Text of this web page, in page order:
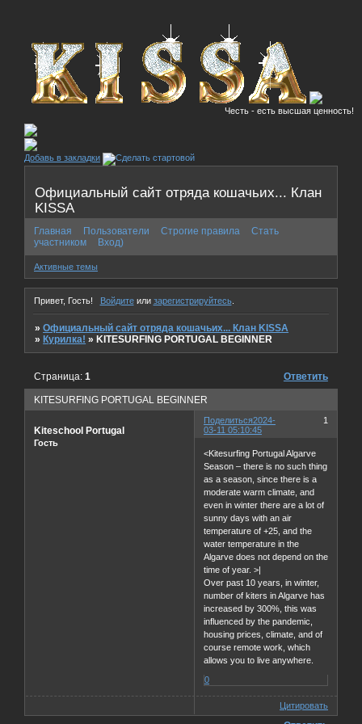
Честь - есть высшая ценность!
Добавь в закладки
Официальный сайт отряда кошачьих... Клан
KISSA
Главная Пользователи Строгие правила
Стать
участником
Вход)
Активные темы
Привет, Гость! Войдитеили зарегистрируйтесь.
»Официальный сайт отряда кошачьих... Клан KISSA
»Курилка! »KITESURFING PORTUGAL BEGINNER
KITESURFING PORTUGAL BEGINNER
Страница:1 Ответить
Поделиться 1
2024-
03-11 05:10:45
Kiteschool Portugal
Гость
<Kitesurfing Portugal Algarve
Season – there is no such thing
as a season, since there is a
moderate warm climate, and
even in winter there are a lot of
sunny days with an air
temperature of +25, and the
water temperature in the
Algarve does not depend on the
time of year. >|
Over past 10 years, in winter,
number of kiters in Algarve has
increased by 300%, this was
influenced by the pandemic,
housing prices, climate, and of
course remote work, which
allows you to live anywhere.
0
Цитировать